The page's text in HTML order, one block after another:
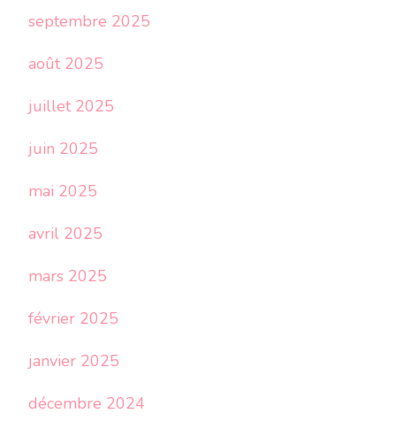
septembre 2025
août 2025
juillet 2025
juin 2025
mai 2025
avril 2025
mars 2025
février 2025
janvier 2025
décembre 2024